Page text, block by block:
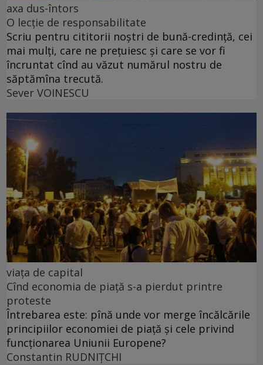
axa dus-întors
O lecție de responsabilitate
Scriu pentru cititorii noștri de bună-credință, cei
mai mulți, care ne prețuiesc și care se vor fi
încruntat cînd au văzut numărul nostru de
săptămîna trecută.
Sever VOINESCU
viața de capital
Cînd economia de piață s-a pierdut printre
proteste
Întrebarea este: pînă unde vor merge încălcările
principiilor economiei de piață și cele privind
funcționarea Uniunii Europene?
Constantin RUDNIŢCHI